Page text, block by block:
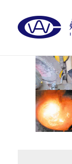
關於翹慧
代理品牌
最新消息